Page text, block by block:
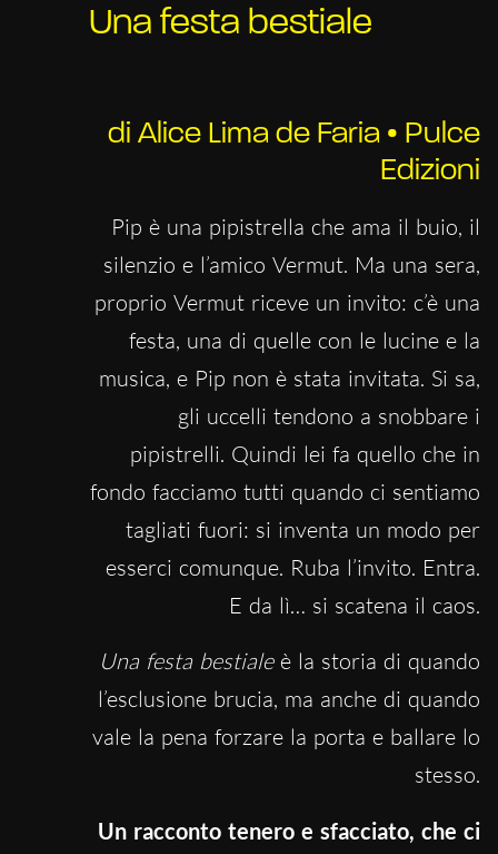
Una festa bestiale
di Alice Lima de Faria • Pulce
Edizioni
Pip è una pipistrella che ama il buio, il
silenzio e l’amico Vermut. Ma una sera,
proprio Vermut riceve un invito: c’è una
festa, una di quelle con le lucine e la
musica, e Pip non è stata invitata. Si sa,
gli uccelli tendono a snobbare i
pipistrelli. Quindi lei fa quello che in
fondo facciamo tutti quando ci sentiamo
tagliati fuori: si inventa un modo per
esserci comunque. Ruba l’invito. Entra.
E da lì… si scatena il caos.
Una festa bestialeè la storia di quando
l’esclusione brucia, ma anche di quando
vale la pena forzare la porta e ballare lo
stesso.
Un racconto tenero e sfacciato, che ci